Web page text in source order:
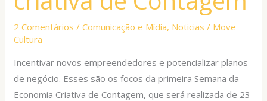
2 Comentários /Comunicação e Mídia, Noticias / Move
Cultura
Incentivar novos empreendedores e potencializar planos
de negócio. Esses são os focos da primeira Semana da
Economia Criativa de Contagem, que será realizada de 23
criativa
de
Contagem